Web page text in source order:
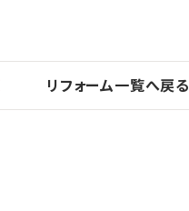
リフォーム一覧へ戻る